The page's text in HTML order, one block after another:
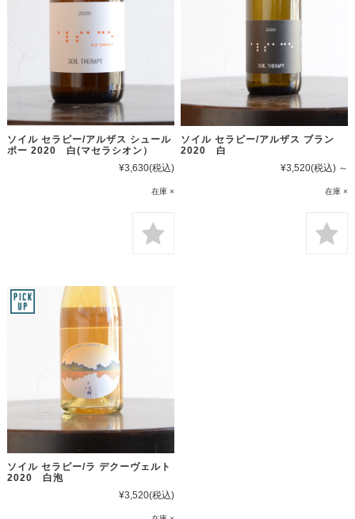
ソイル セラピー/アルザス シュール
ポー 2020 白(マセラシオン）
¥3,630(税込)
在庫 ×
ソイル セラピー/アルザス ブラン
2020 白
¥3,520(税込) ～
在庫 ×
ソイル セラピー/ラ デクーヴェルト
2020 白泡
¥3,520(税込)